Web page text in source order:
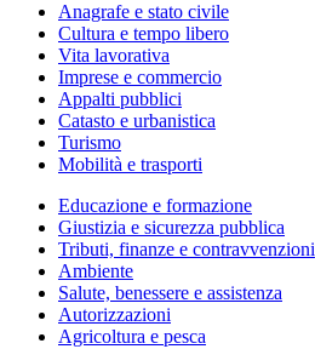
Anagrafe e stato civile
Cultura e tempo libero
Vita lavorativa
Imprese e commercio
Appalti pubblici
Catasto e urbanistica
Turismo
Mobilità e trasporti
Educazione e formazione
Giustizia e sicurezza pubblica
Tributi, finanze e contravvenzioni
Ambiente
Salute, benessere e assistenza
Autorizzazioni
Agricoltura e pesca